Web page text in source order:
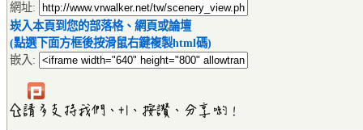
網址:
崁入本頁到您的部落格、網頁或論壇
(點選下面方框後按滑鼠右鍵複製html碼)
嵌入: